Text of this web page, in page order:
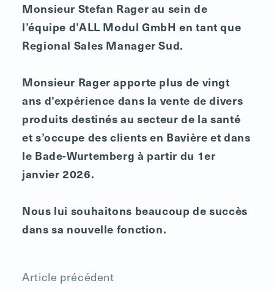
Monsieur Stefan Rager au sein de
l’équipe d’ALL Modul GmbH en tant que
Regional Sales Manager Sud.
Monsieur Rager apporte plus de vingt
ans d’expérience dans la vente de divers
produits destinés au secteur de la santé
et s’occupe des clients en Bavière et dans
le Bade-Wurtemberg à partir du 1er
janvier 2026.
Nous lui souhaitons beaucoup de succès
dans sa nouvelle fonction.
Article précédent